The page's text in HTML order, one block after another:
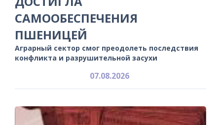
САМООБЕСПЕЧЕНИЯ
ПШЕНИЦЕЙ
Аграрный сектор смог преодолеть последствия
конфликта и разрушительной засухи
07.08.2026